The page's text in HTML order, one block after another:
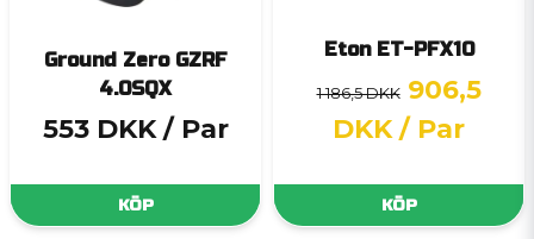
Ground Zero GZRF
4.0SQX
553 DKK / Par
KÖP
Eton ET-PFX10
1 186,5 DKK 906,5
DKK / Par
KÖP